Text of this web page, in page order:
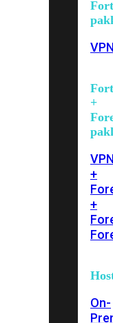
+
+
+
On-